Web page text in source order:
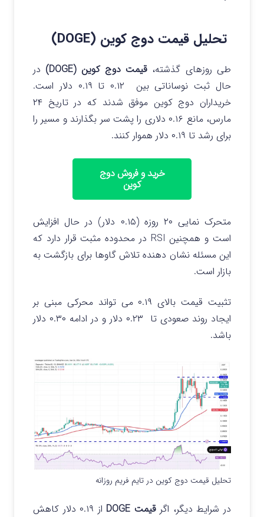
تحلیل قیمت دوج کوین (DOGE)
طی روزهای گذشته، قیمت دوج کوین (DOGE)
در
حال ثبت نوساناتی بین ۰.۱۲ تا ۰.۱۹ دلار است.
خریداران دوج کوین موفق شدند که در تاریخ ۲۴
مارس، مانع ۰.۱۶ دلاری را پشت سر بگذارند و مسیر را
برای رشد تا ۰.۱۹ دلار هموار کنند.
خرید و فروش دوج
کوین
متحرک نمایی ۲۰ روزه (۰.۱۵ دلار) در حال افزایش
است و همچنین RSI در محدوده مثبت قرار دارد که
این مسئله نشان دهنده تلاش گاوها برای بازگشت به
بازار است.
تثبیت قیمت بالای ۰.۱۹ می تواند محرکی مبنی بر
ایجاد روند صعودی تا ۰.۲۳ دلار و در ادامه ۰.۳۰ دلار
باشد.
تحلیل قیمت دوج کوین در تایم فریم روزانه
در شرایط دیگر، اگرقیمت DOGE
از ۰.۱۹ دلار کاهش